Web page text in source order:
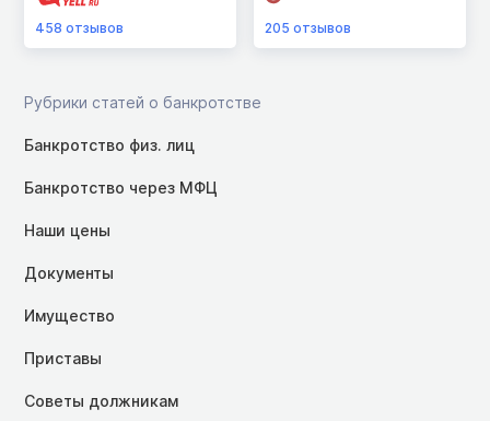
458 отзывов 205отзывов
Рубрики статей о банкротстве
Банкротство физ. лиц
Банкротство через МФЦ
Наши цены
Документы
Имущество
Приставы
Советы должникам